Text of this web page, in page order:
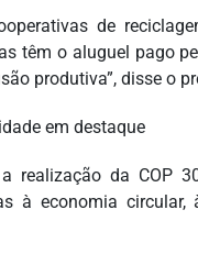
de
têm o aluguel pago
produtiva”, disse o
em destaque
realização da COP
à economia